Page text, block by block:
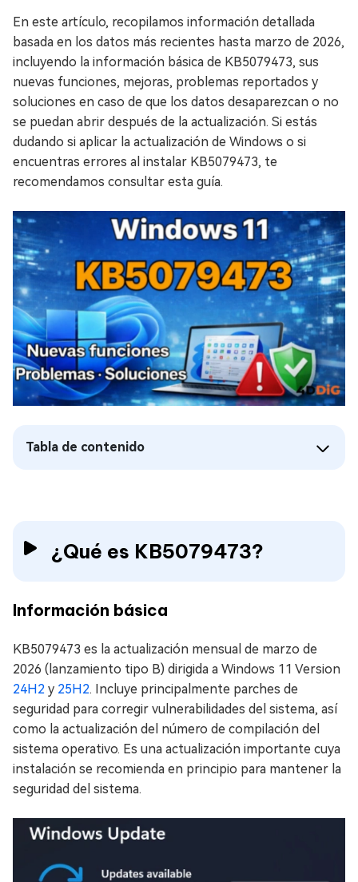
En este artículo, recopilamos información detallada
basada en los datos más recientes hasta marzo de 2026,
incluyendo la información básica de KB5079473, sus
nuevas funciones, mejoras, problemas reportados y
soluciones en caso de que los datos desaparezcan o no
se puedan abrir después de la actualización. Si estás
dudando si aplicar la actualización de Windows o si
encuentras errores al instalar KB5079473, te
recomendamos consultar esta guía.
Tabla de contenido
¿Qué es KB5079473?
Información básica
KB5079473 es la actualización mensual de marzo de
2026 (lanzamiento tipo B) dirigida a Windows 11 Version
24H2 y 25H2. Incluye principalmente parches de
seguridad para corregir vulnerabilidades del sistema, así
como la actualización del número de compilación del
sistema operativo. Es una actualización importante cuya
instalación se recomienda en principio para mantener la
seguridad del sistema.